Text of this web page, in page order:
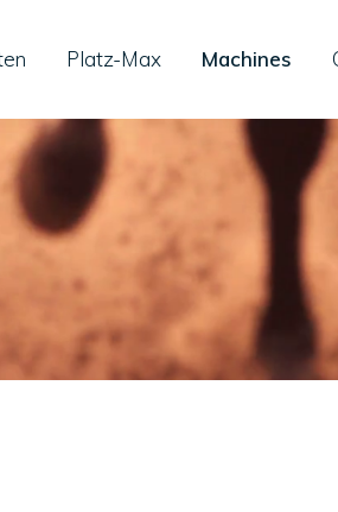
Platz-Max Machines